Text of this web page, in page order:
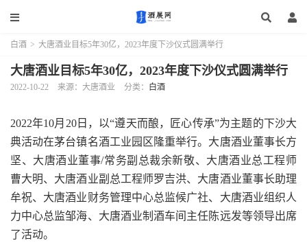
白酒 > 大唐酒业目标5年30亿，2023年度下沙仪式圆满举行
大唐酒业目标5年30亿，2023年度下沙仪式圆满举行
2022-10-22 来源：大唐酒业 分类： 白酒
2022年10月20日，以“遵天而酿，匠心传承”为主题的下沙大
典活动在茅台镇名酒工业园区隆重举行。大唐酒业董事长方
坚、大唐酒业董事/常务副总裁余新敬、大唐酒业总工程师
曹大明、大唐酒业副总工程师罗吉洪、大唐酒业董事长助理
牟祝、大唐酒业财务管理中心总监候广社、大唐酒业组织人
力中心总监邹海、大唐酒业制酒车间主任陈远发等领导出席
了活动。